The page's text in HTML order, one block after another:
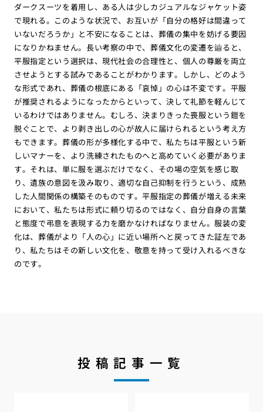
ダークスーツを着用し、ある人は少しカジュアルなジャケット姿
で現れる。このような状況で、お互いが「自分の格好は間違って
いないだろうか」と不安になることは、葬儀の集中を妨げる要因
になりかねません。長い考察の中で、葬儀文化の変遷を辿ると、
平服指定という選択は、現代社会の合理性と、個人の尊厳を両立
させようとする試みであることがわかります。しかし、どのよう
な形式であれ、葬儀の根底にある「哀悼」の心は不変です。平服
が推奨されるようになったからといって、決して礼節を軽んじて
いるわけではありません。むしろ、決まりきった喪服という鎧を
脱ぐことで、より剥き出しの心が故人に届けられるという考え方
もできます。葬儀の形が多様化する中で、私たちは平服という新
しいマナーを、より洗練されたものへと高めていく必要がありま
す。それは、単に服を選ぶだけでなく、その場の空気を感じ取
り、遺族の意図を汲み取り、適切な自己抑制を行うという、成熟
した人間関係の構築そのものです。平服指定の葬儀が増える未来
において、私たちは形式に頼り切るのではなく、自分自身の言葉
と態度で弔意を表現する力を磨かなければなりません。服装の変
化は、葬儀がより「人の心」に近い場所へと戻ってきた証左であ
り、私たちはその新しい文化を、敬意を持って受け入れるべきな
のです。
投稿記事一覧